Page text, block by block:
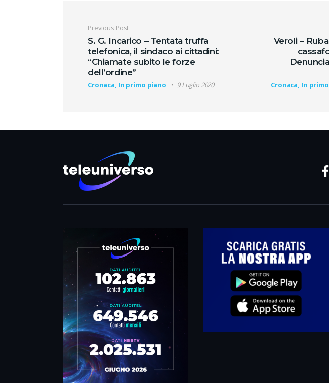
Navigazione articoli
Previous Post
S. G. Incarico – Tentata truffa
telefonica, il sindaco ai cittadini:
“Chiamate subito le forze
dell’ordine”
Cronaca, In primo piano 9 Luglio 2020
Veroli –
Cronaca, In